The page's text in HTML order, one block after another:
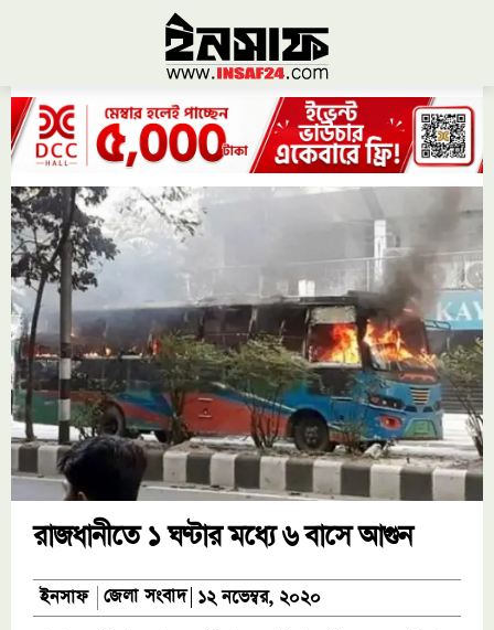
রাজধানীতে ১ ঘণ্টার মধ্যে ৬ বাসে আগুন
ইনসাফ জেলা সংবাদ ১২ নভেম্বর, ২০২০